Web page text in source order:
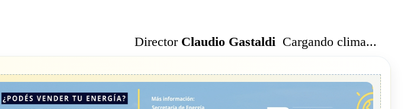
Director Claudio Gastaldi Cargando clima...